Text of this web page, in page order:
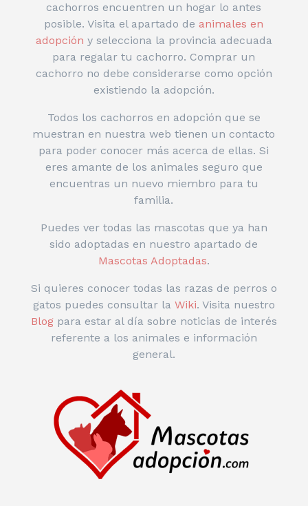
cachorros encuentren un hogar lo antes
posible. Visita el apartado de animales en
adopción y selecciona la provincia adecuada
para regalar tu cachorro. Comprar un
cachorro no debe considerarse como opción
existiendo la adopción.
Todos los cachorros en adopción que se
muestran en nuestra web tienen un contacto
para poder conocer más acerca de ellas. Si
eres amante de los animales seguro que
encuentras un nuevo miembro para tu
familia.
Puedes ver todas las mascotas que ya han
sido adoptadas en nuestro apartado de
Mascotas Adoptadas.
Si quieres conocer todas las razas de perros o
gatos puedes consultar la Wiki. Visita nuestro
Blog para estar al día sobre noticias de interés
referente a los animales e información
general.